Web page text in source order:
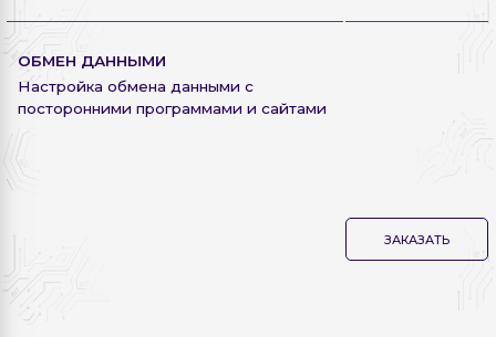
ОБМЕН ДАННЫМИ
Настройка обмена данными с
посторонними программами и сайтами
ЗАКАЗАТЬ